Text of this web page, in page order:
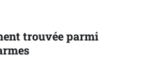
trouvée parmi